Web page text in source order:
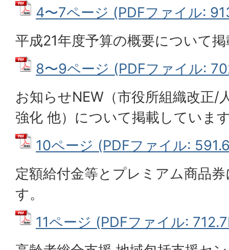
4〜7ページ (PDFファイル:
平成21年度予算の概要について
8〜9ページ (PDFファイル:
お知らせNEW（市役所組織改正/
強化 他）について掲載していま
10ページ (PDFファイル:
定額給付金等とプレミアム商品
す。
11ページ (PDFファイル: